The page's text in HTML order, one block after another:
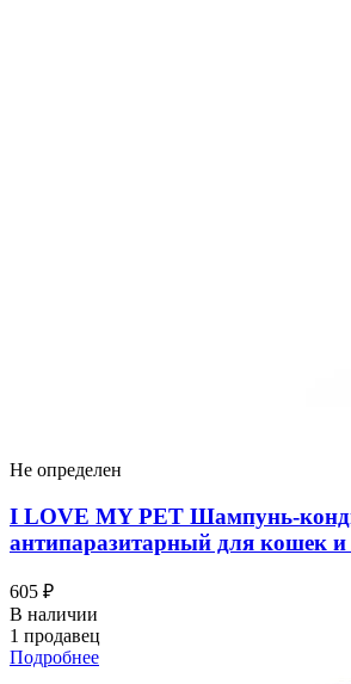
Не определен
I LOVЕ MY PET Шампунь-
антипаразитарный для кошек и
605 ₽
В наличии
1 продавец
Подробнее